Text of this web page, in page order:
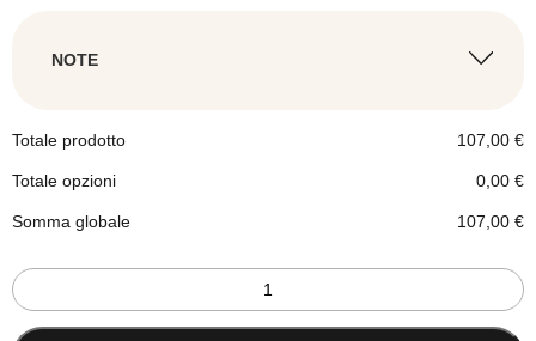
ALTEZZA TENDA
Massimo: 290
NOTE
Totale prodotto 107,00€
Totale opzioni 0,00€
Somma globale 107,00€
Tenda
a
onda